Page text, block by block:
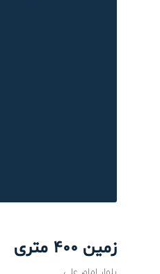
زمین 400 متری